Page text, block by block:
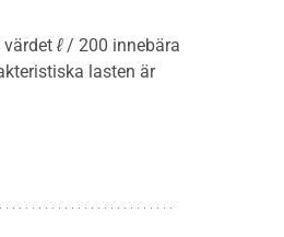
ℓ/ 200 innebära
lasten är